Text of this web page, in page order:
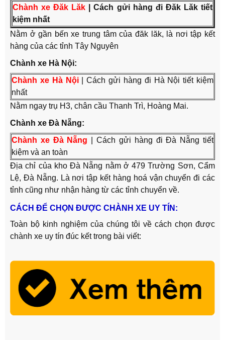
Chành xe Đăk Lăk
| Cách gửi hàng đi Đăk Lăk tiết
kiệm nhất
Nằm ở gần bến xe trung tâm của đăk lăk, là nơi tập kết
hàng của các tỉnh Tây Nguyên
Chành xe Hà Nội:
Chành xe Hà Nội
| Cách gửi hàng đi Hà Nội tiết kiệm
nhất
Nằm ngay trụ H3, chân cầu Thanh Trì, Hoàng Mai.
Chành xe Đà Nẵng:
Chành xe Đà Nẵng | Cách gửi hàng đi Đà Nẵng tiết
kiệm và an toàn
Địa chỉ của kho Đà Nẵng nằm ở 479 Trường Sơn, Cẩm
Lệ, Đà Nẵng. Là nơi tập kết hàng hoá vận chuyển đi các
tỉnh cũng như nhận hàng từ các tỉnh chuyển về.
CÁCH ĐỂ CHỌN ĐƯỢC CHÀNH XE UY TÍN:
Toàn bộ kinh nghiệm của chúng tôi về cách chọn được
chành xe uy tín đúc kết trong bài viết: